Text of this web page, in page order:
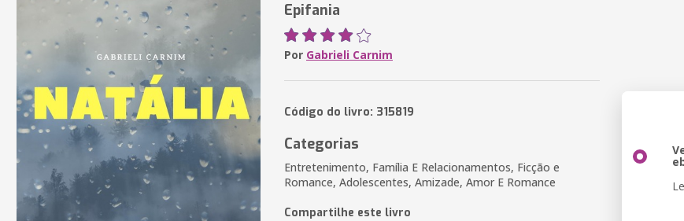
Epifania
Por Gabrieli Carnim
Código do livro: 315819
Categorias
Entretenimento, Família E Relacionamentos, Ficção e
Romance, Adolescentes, Amizade, Amor E Romance
Compartilhe este livro